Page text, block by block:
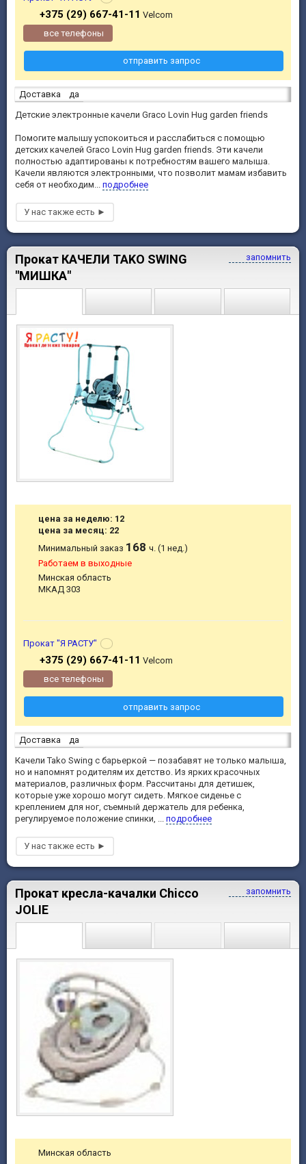
Доставка
да
Детские электронные качели Graco Lovin Hug garden friends
Помогите малышу успокоиться и расслабиться с помощью
детских качелей Graco Lovin Hug garden friends. Эти качели
полностью адаптированы к потребностям вашего малыша.
Качели являются электронными, что позволит мамам избавить
себя от необходим... подробнее
+375 (29) 667-41-11 Velcom
все телефоны
отправить запрос
запомнить
Прокат КАЧЕЛИ TAKO SWING
"МИШКА"
Доставка
да
Качели Tako Swing с барьеркой — позабавят не только малыша,
но и напомнят родителям их детство. Из ярких красочных
материалов, различных форм. Рассчитаны для детишек,
которые уже хорошо могут сидеть. Мягкое сиденье с
креплением для ног, съемный держатель для ребенка,
регулируемое положение спинки, ... подробнее
цена за неделю: 12
цена за месяц: 22
Минимальный заказ 168ч. (1 нед.)
Работаем в выходные
Минская область
МКАД 303
Прокат "Я РАСТУ"
+375 (29) 667-41-11 Velcom
все телефоны
отправить запрос
запомнить
Прокат кресла-качалки Chicco
JOLIE
Минская область